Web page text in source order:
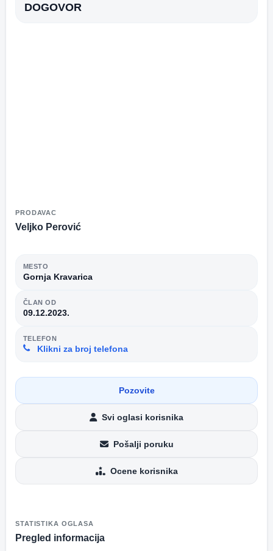
DOGOVOR
PRODAVAC
Veljko Perović
MESTO
Gornja Kravarica
ČLAN OD
09.12.2023.
TELEFON
Klikni za broj telefona
Pozovite
Svi oglasi korisnika
Pošalji poruku
Ocene korisnika
STATISTIKA OGLASA
Pregled informacija